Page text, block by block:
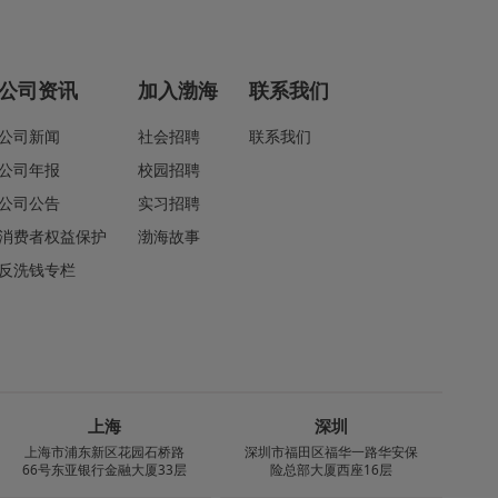
司资讯
司新闻
司年报
司公告
费者权益保护
反洗钱专栏
加入渤海
社会招聘
校园招聘
实习招聘
渤海故事
联系我们
联系我们
上海
上海市浦东新区花园石桥路
66号东亚银行金融大厦33层
深圳
深圳市福田区福华一路华安保
险总部大厦西座16层